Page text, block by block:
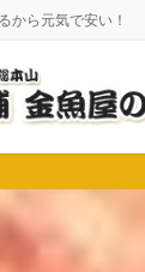
から元気で安い！